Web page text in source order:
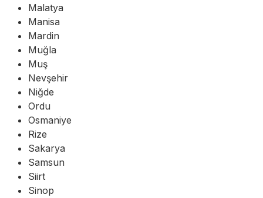
Malatya
Manisa
Mardin
Muğla
Muş
Nevşehir
Niğde
Ordu
Osmaniye
Rize
Sakarya
Samsun
Siirt
Sinop